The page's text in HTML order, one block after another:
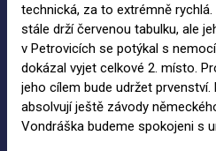
technická, za to extrémně
stále drží červenou tabulku, ale
v Petrovicích se potýkal s
dokázal vyjet celkové 2. místo.
jeho cílem bude udržet
absolvují ještě závody
Vondráška budeme spokojeni s